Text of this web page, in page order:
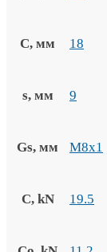
C, мм 18
s, мм 9
Gs, мм M8x1
C, kN 19.5